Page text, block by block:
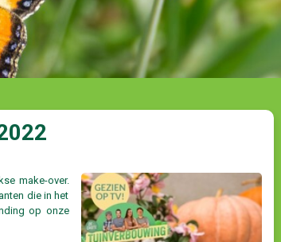
make-over.
die in het
op onze